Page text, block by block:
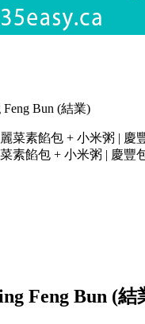
Bun (結業)
素餡包 + 小米粥 | 慶豐
Feng Bun (結